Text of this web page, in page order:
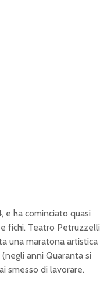
e ha cominciato quasi
fichi. Teatro Petruzzelli
una maratona artistica
anni Quaranta si
smesso di lavorare.